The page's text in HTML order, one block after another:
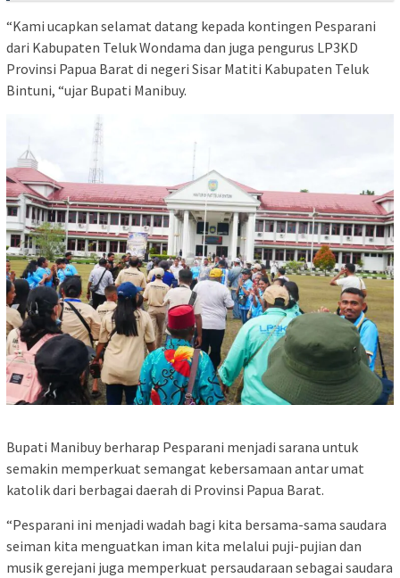
“Kami ucapkan selamat datang kepada kontingen Pesparani
dari Kabupaten Teluk Wondama dan juga pengurus LP3KD
Provinsi Papua Barat di negeri Sisar Matiti Kabupaten Teluk
Bintuni, “ujar Bupati Manibuy.
Bupati Manibuy berharap Pesparani menjadi sarana untuk
semakin memperkuat semangat kebersamaan antar umat
katolik dari berbagai daerah di Provinsi Papua Barat.
“Pesparani ini menjadi wadah bagi kita bersama-sama saudara
seiman kita menguatkan iman kita melalui puji-pujian dan
musik gerejani juga memperkuat persaudaraan sebagai saudara